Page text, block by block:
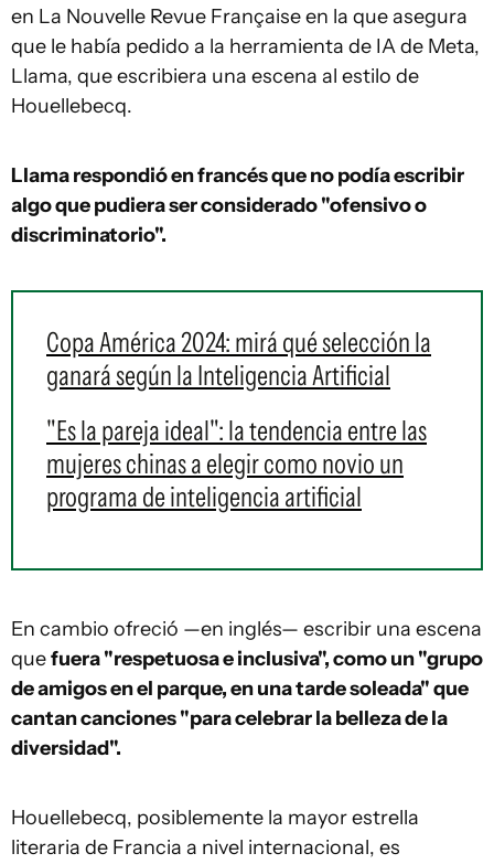
en La Nouvelle Revue Française en la que asegura
que le había pedido a la herramienta de IA de Meta,
Llama, que escribiera una escena al estilo de
Houellebecq.
Llama respondió en francés que no podía escribir
algo que pudiera ser considerado "ofensivo o
discriminatorio".
Copa América 2024: mirá qué selección la
ganará según la Inteligencia Artificial
"Es la pareja ideal": la tendencia entre las
mujeres chinas a elegir como novio un
programa de inteligencia artificial
En cambio ofreció —en inglés— escribir una escena
quefuera "respetuosa e inclusiva", como un "grupo
de amigos en el parque, en una tarde soleada" que
cantan canciones "para celebrar la belleza de la
diversidad".
Houellebecq, posiblemente la mayor estrella
literaria de Francia a nivel internacional, es